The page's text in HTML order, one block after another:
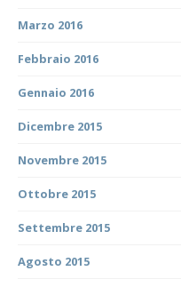
Marzo 2016
Febbraio 2016
Gennaio 2016
Dicembre 2015
Novembre 2015
Ottobre 2015
Settembre 2015
Agosto 2015